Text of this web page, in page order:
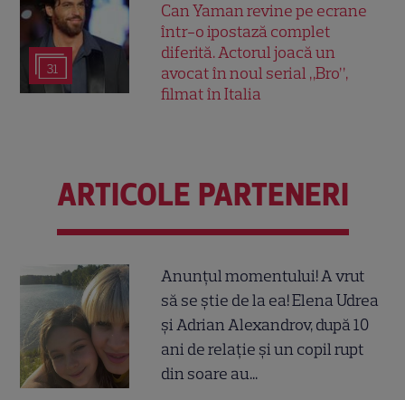
31
Can Yaman revine pe ecrane
într-o ipostază complet
diferită. Actorul joacă un
avocat în noul serial „Bro”,
filmat în Italia
ARTICOLE PARTENERI
Anunțul momentului! A vrut
să se știe de la ea! Elena Udrea
și Adrian Alexandrov, după 10
ani de relație și un copil rupt
din soare au...